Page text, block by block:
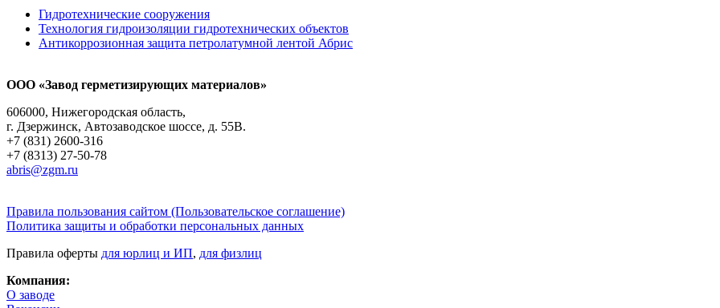
Гидротехнические сооружения
Технология гидроизоляции гидротехнических объектов
Антикоррозионная защита петролатумной лентой Абрис
ООО «Завод герметизирующих материалов»
606000, Нижегородская область,
г. Дзержинск, Автозаводское шоссе, д. 55В.
+7 (831) 2600-316
+7 (8313) 27-50-78
abris@zgm.ru
Правила пользования сайтом (Пользовательское соглашение)
Политика защиты и обработки персональных данных
Правила оферты для юрлиц и ИП, для физлиц
Компания:
О заводе